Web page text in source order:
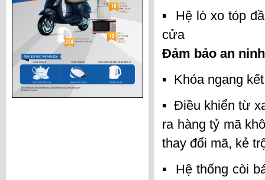
▪ Hệ lò xo tóp
cửa
Đảm bảo an ninh
▪ Khóa ngang
▪ Điều khiển từ
ra hàng tỷ mã
thay đổi mã, kẻ
▪ Hệ thống còi